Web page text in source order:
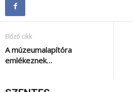
Előző cikk
A múzeumalapítóra
emlékeznek…